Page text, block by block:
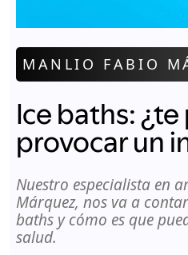
MANLIO FABIO
Ice baths:
provocar un
Nuestro especialista en
Márquez, nos va a
baths y cómo es que
salud.